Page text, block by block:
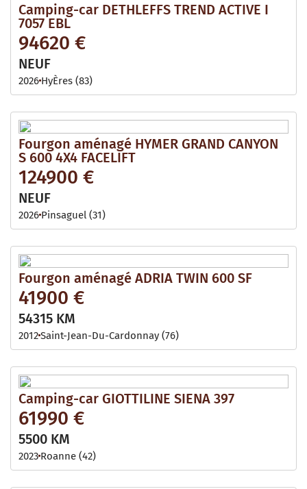
Camping-car DETHLEFFS TREND ACTIVE I
7057 EBL
94620 €
NEUF
2026 HyÈres (83)
Fourgon aménagé HYMER GRAND CANYON
S 600 4X4 FACELIFT
124900 €
NEUF
2026 Pinsaguel (31)
Fourgon aménagé ADRIA TWIN 600 SF
41900 €
54315 KM
2012Saint-Jean-Du-Cardonnay (76)
Camping-car GIOTTILINE SIENA 397
61990 €
5500 KM
2023 Roanne (42)